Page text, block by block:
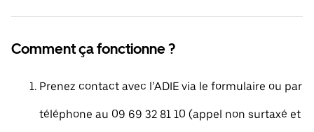
Comment ça fonctionne ?
Prenez contact avec l’ADIE via le formulaire ou par
téléphone au 09 69 32 81 10 (appel non surtaxé et